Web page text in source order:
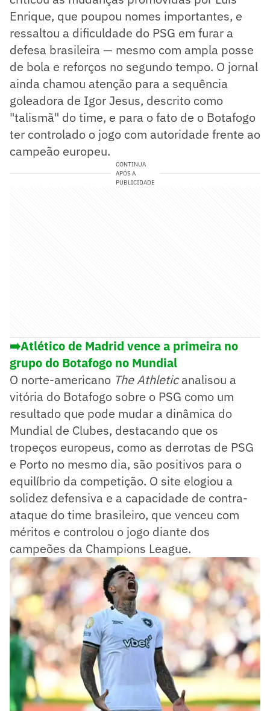
Enrique, que poupou nomes importantes, e
ressaltou a dificuldade do PSG em furar a
defesa brasileira — mesmo com ampla posse
de bola e reforços no segundo tempo. O jornal
ainda chamou atenção para a sequência
goleadora de Igor Jesus, descrito como
"talismã" do time, e para o fato de o Botafogo
ter controlado o jogo com autoridade frente ao
campeão europeu.
CONTINUA
APÓS A
PUBLICIDADE
➡️Atlético de Madrid vence a primeira no
grupo do Botafogo no Mundial
O norte-americano The Athleticanalisou a
vitória do Botafogo sobre o PSG como um
resultado que pode mudar a dinâmica do
Mundial de Clubes, destacando que os
tropeços europeus, como as derrotas de PSG
e Porto no mesmo dia, são positivos para o
equilíbrio da competição. O site elogiou a
solidez defensiva e a capacidade de contra-
ataque do time brasileiro, que venceu com
méritos e controlou o jogo diante dos
campeões da Champions League.